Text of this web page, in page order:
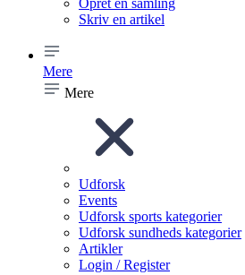
Opret en samling
Skriv en artikel
Mere
Mere
Udforsk
Events
Udforsk sports kategorier
Udforsk sundheds kategorier
Artikler
Login / Register